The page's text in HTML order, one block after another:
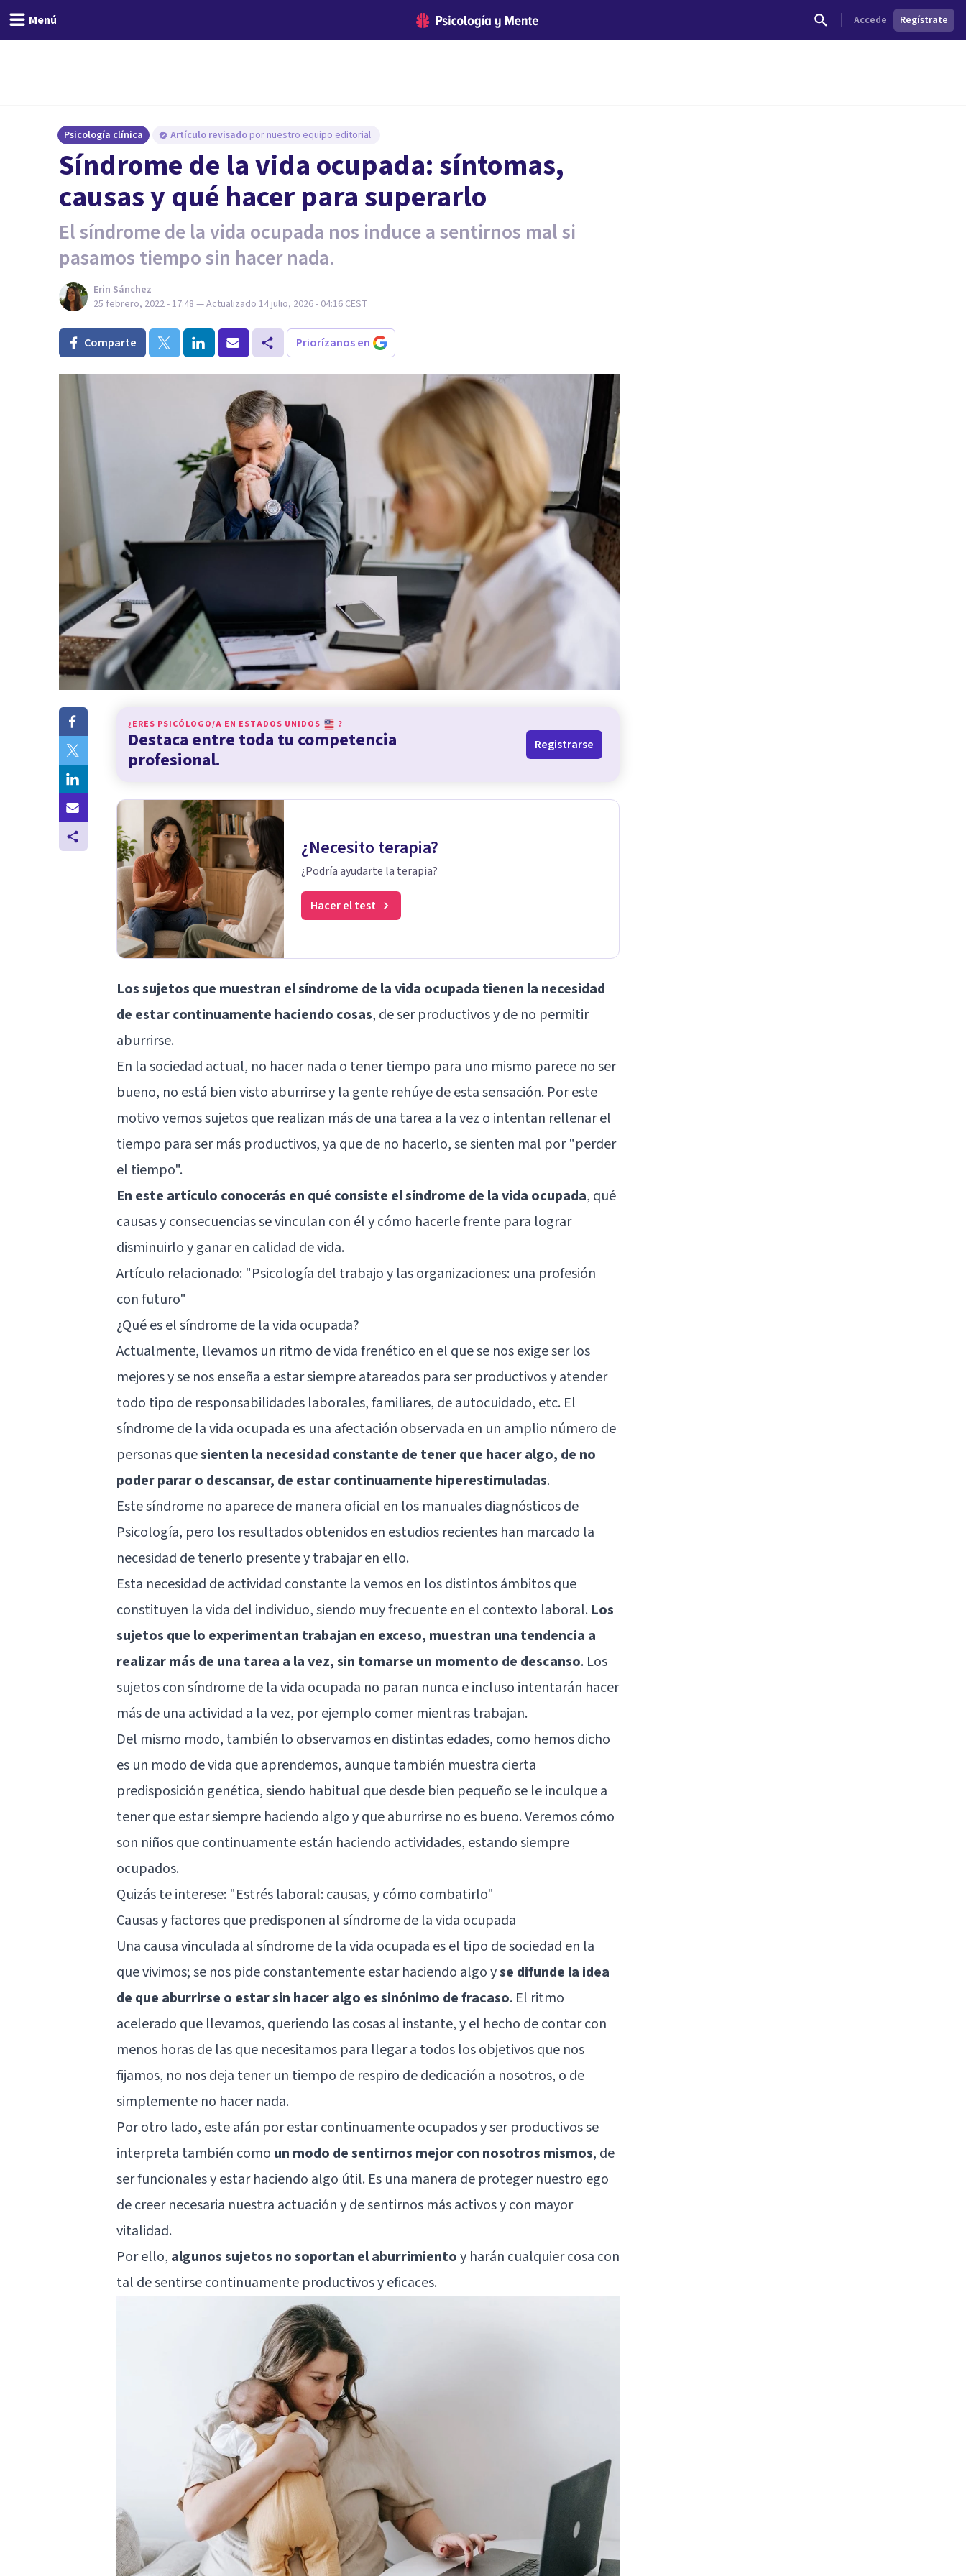
Menú Accede Regístrate
Psicología clínica Artículo revisado por nuestro equipo editorial
Síndrome de la vida ocupada: síntomas,
causas y qué hacer para superarlo
El síndrome de la vida ocupada nos induce a sentirnos mal si
pasamos tiempo sin hacer nada.
Erin Sánchez
25 febrero, 2022 - 17:48 — Actualizado 14 julio, 2026 - 04:16 CEST
Comparte Priorízanos en
¿ERES PSICÓLOGO/A EN ESTADOS UNIDOS ?
Destaca entre toda tu competencia
profesional.
Registrarse
¿Necesito terapia?
¿Podría ayudarte la terapia?
Hacer el test
Los sujetos que muestran el síndrome de la vida ocupada tienen la necesidad
de estar continuamente haciendo cosas, de ser productivos y de no permitir
aburrirse.
En la sociedad actual, no hacer nada o tener tiempo para uno mismo parece no ser
bueno, no está bien visto aburrirse y la gente rehúye de esta sensación. Por este
motivo vemos sujetos que realizan más de una tarea a la vez o intentan rellenar el
tiempo para ser más productivos, ya que de no hacerlo, se sienten mal por "perder
el tiempo".
En este artículo conocerás en qué consiste el síndrome de la vida ocupada, qué
causas y consecuencias se vinculan con él y cómo hacerle frente para lograr
disminuirlo y ganar en calidad de vida.
Artículo relacionado: "Psicología del trabajo y las organizaciones: una profesión
con futuro"
¿Qué es el síndrome de la vida ocupada?
Actualmente, llevamos un ritmo de vida frenético en el que se nos exige ser los
mejores y se nos enseña a estar siempre atareados para ser productivos y atender
todo tipo de responsabilidades laborales, familiares, de autocuidado, etc. El
síndrome de la vida ocupada es una afectación observada en un amplio número de
personas quesienten la necesidad constante de tener que hacer algo, de no
poder parar o descansar, de estar continuamente hiperestimuladas.
Este síndrome no aparece de manera oficial en los manuales diagnósticos de
Psicología, pero los resultados obtenidos en estudios recientes han marcado la
necesidad de tenerlo presente y trabajar en ello.
Esta necesidad de actividad constante la vemos en los distintos ámbitos que
constituyen la vida del individuo, siendo muy frecuente en el contexto laboral. Los
sujetos que lo experimentan trabajan en exceso, muestran una tendencia a
realizar más de una tarea a la vez, sin tomarse un momento de descanso. Los
sujetos con síndrome de la vida ocupada no paran nunca e incluso intentarán hacer
más de una actividad a la vez, por ejemplo comer mientras trabajan.
Del mismo modo, también lo observamos en distintas edades, como hemos dicho
es un modo de vida que aprendemos, aunque también muestra cierta
predisposición genética, siendo habitual que desde bien pequeño se le inculque a
tener que estar siempre haciendo algo y que aburrirse no es bueno. Veremos cómo
son niños que continuamente están haciendo actividades, estando siempre
ocupados.
Quizás te interese: "Estrés laboral: causas, y cómo combatirlo"
Causas y factores que predisponen al síndrome de la vida ocupada
Una causa vinculada al síndrome de la vida ocupada es el tipo de sociedad en la
que vivimos; se nos pide constantemente estar haciendo algo yse difunde la idea
de que aburrirse o estar sin hacer algo es sinónimo de fracaso. El ritmo
acelerado que llevamos, queriendo las cosas al instante, y el hecho de contar con
menos horas de las que necesitamos para llegar a todos los objetivos que nos
fijamos, no nos deja tener un tiempo de respiro de dedicación a nosotros, o de
simplemente no hacer nada.
Por otro lado, este afán por estar continuamente ocupados y ser productivos se
interpreta también como un modo de sentirnos mejor con nosotros mismos, de
ser funcionales y estar haciendo algo útil. Es una manera de proteger nuestro ego
de creer necesaria nuestra actuación y de sentirnos más activos y con mayor
vitalidad.
Por ello, algunos sujetos no soportan el aburrimientoy harán cualquier cosa con
tal de sentirse continuamente productivos y eficaces.